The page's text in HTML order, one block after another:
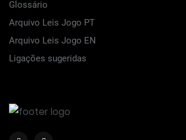
Glossário
Arquivo Leis Jogo PT
Arquivo Leis Jogo EN
Ligações sugeridas